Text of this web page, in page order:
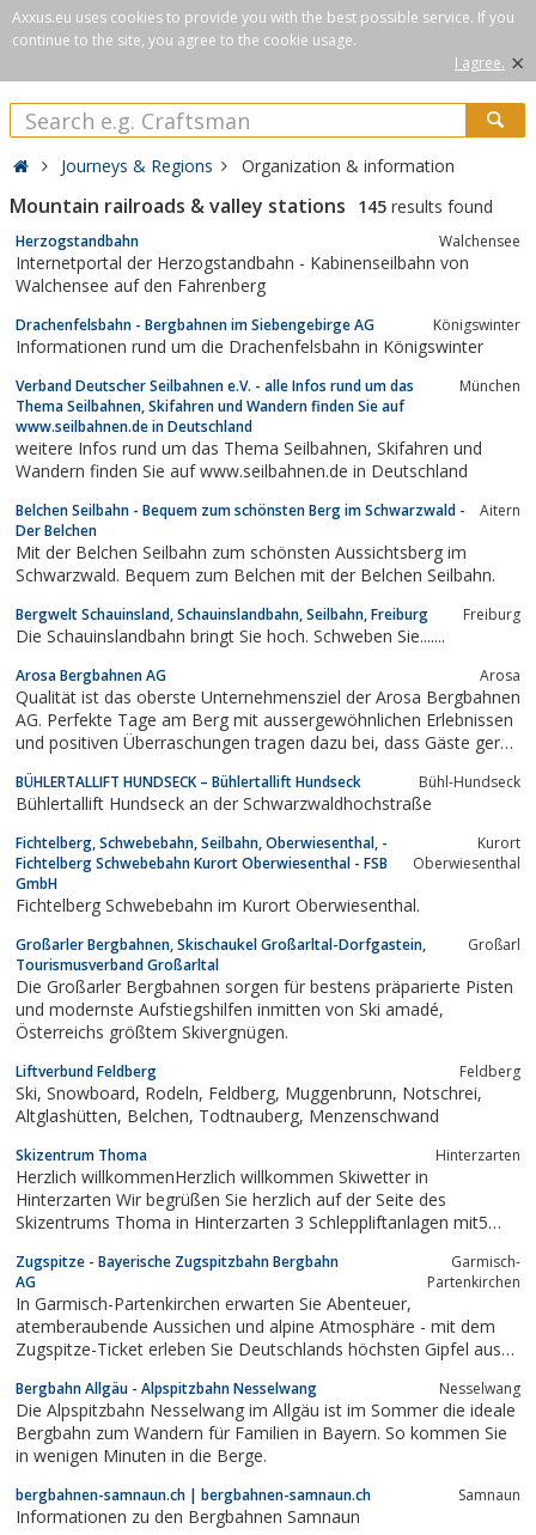
Axxus.eu uses cookies to provide you with the best possible service. If you
continue to the site, you agree to the cookie usage.
I agree. ×
Journeys & Regions Organization & information
Mountain railroads & valley stations 145 results found
Herzogstandbahn Walchensee
Internetportal der Herzogstandbahn - Kabinenseilbahn von
Walchensee auf den Fahrenberg
Drachenfelsbahn - Bergbahnen im Siebengebirge AG Königswinter
Informationen rund um die Drachenfelsbahn in Königswinter
Verband Deutscher Seilbahnen e.V. - alle Infos rund um das
Thema Seilbahnen, Skifahren und Wandern finden Sie auf
www.seilbahnen.de in Deutschland
München
weitere Infos rund um das Thema Seilbahnen, Skifahren und
Wandern finden Sie auf www.seilbahnen.de in Deutschland
Belchen Seilbahn - Bequem zum schönsten Berg im Schwarzwald -
Der Belchen
Aitern
Mit der Belchen Seilbahn zum schönsten Aussichtsberg im
Schwarzwald. Bequem zum Belchen mit der Belchen Seilbahn.
Bergwelt Schauinsland, Schauinslandbahn, Seilbahn, Freiburg Freiburg
Die Schauinslandbahn bringt Sie hoch. Schweben Sie.......
Arosa Bergbahnen AG Arosa
Qualität ist das oberste Unternehmensziel der Arosa Bergbahnen
AG. Perfekte Tage am Berg mit aussergewöhnlichen Erlebnissen
und positiven Überraschungen tragen dazu bei, dass Gäste gerne
besuchen. Hier erhalten Sie einen Einblick in die Welt der Arosa
Bergbahnen AG.
BÜHLERTALLIFT HUNDSECK – Bühlertallift Hundseck Bühl-Hundseck
Bühlertallift Hundseck an der Schwarzwaldhochstraße
Fichtelberg, Schwebebahn, Seilbahn, Oberwiesenthal, -
Fichtelberg Schwebebahn Kurort Oberwiesenthal - FSB
GmbH
Kurort
Oberwiesenthal
Fichtelberg Schwebebahn im Kurort Oberwiesenthal.
Großarler Bergbahnen, Skischaukel Großarltal-Dorfgastein,
Tourismusverband Großarltal
Großarl
Die Großarler Bergbahnen sorgen für bestens präparierte Pisten
und modernste Aufstiegshilfen inmitten von Ski amadé,
Österreichs größtem Skivergnügen.
Liftverbund Feldberg Feldberg
Ski, Snowboard, Rodeln, Feldberg, Muggenbrunn, Notschrei,
Altglashütten, Belchen, Todtnauberg, Menzenschwand
Skizentrum Thoma Hinterzarten
Herzlich willkommenHerzlich willkommen Skiwetter in
Hinterzarten Wir begrüßen Sie herzlich auf der Seite des
Skizentrums Thoma in Hinterzarten 3 Schleppliftanlagen mit5
zu einem wunderbaren Skierlebnis ein! Öffnungszeiten
Tagesbetrieb Sa und So von 9.00-16.30 Uhr...
Zugspitze - Bayerische Zugspitzbahn Bergbahn
AG
Garmisch-
Partenkirchen
In Garmisch-Partenkirchen erwarten Sie Abenteuer,
atemberaubende Aussichen und alpine Atmosphäre - mit dem
Zugspitze-Ticket erleben Sie Deutschlands höchsten Gipfel aus
Bergbahn Allgäu - Alpspitzbahn Nesselwang Nesselwang
Die Alpspitzbahn Nesselwang im Allgäu ist im Sommer die ideale
Bergbahn zum Wandern für Familien in Bayern. So kommen Sie
in wenigen Minuten in die Berge.
bergbahnen-samnaun.ch | bergbahnen-samnaun.ch Samnaun
Informationen zu den Bergbahnen Samnaun